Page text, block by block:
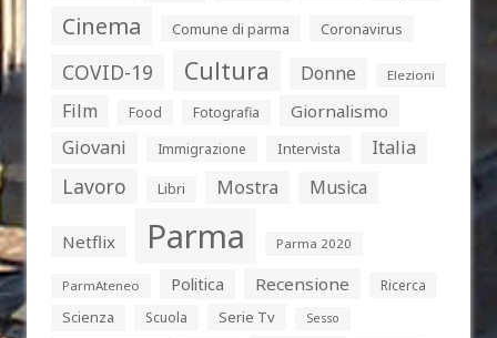
Cinema Comune di parma Coronavirus
COVID-19 Cultura Donne Elezioni
Film Food Fotografia Giornalismo
Giovani Immigrazione Intervista Italia
Lavoro Libri Mostra Musica
Netflix Parma Parma 2020
ParmAteneo Politica Recensione
Ricerca
Scienza
Scuola Serie Tv Sesso